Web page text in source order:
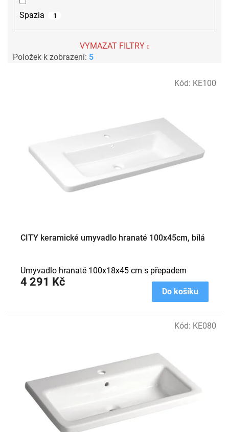
Spazia 1
VYMAZAT FILTRY
Položek k zobrazení: 5
CITY keramické umyvadlo hranaté 100x45cm, bílá
4 291 Kč
Do košíku
Umyvadlo hranaté 100x18x45 cm s přepadem
Kód: KE100
Kód: KE080